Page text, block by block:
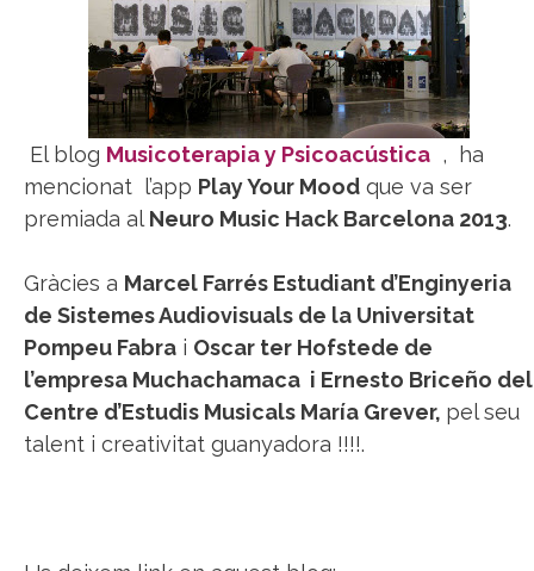
El blog Musicoterapia y Psicoacústica , ha
mencionat l’app Play Your Mood que va ser
premiada alNeuro Music Hack Barcelona 2013.
Gràcies a Marcel Farrés Estudiant d’Enginyeria
de Sistemes Audiovisuals de la Universitat
Pompeu Fabra i Oscar ter Hofstede de
l’empresa Muchachamaca i Ernesto Briceño del
Centre d’Estudis Musicals María Grever, pel seu
talent i creativitat guanyadora !!!!.